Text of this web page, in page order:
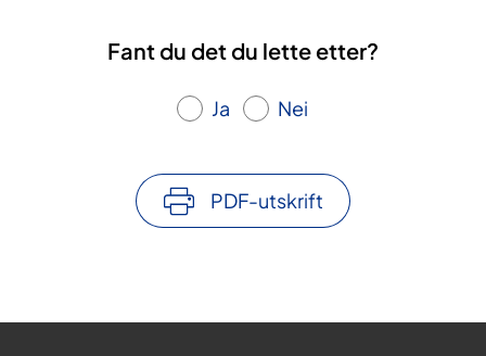
Fant du det du lette etter?
Ja Nei
PDF-utskrift